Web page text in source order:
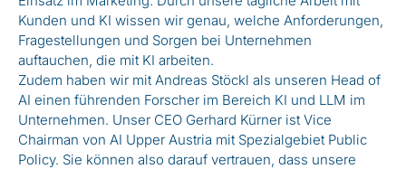
Kunden und KI wissen wir genau, welche Anforderungen,
Fragestellungen und Sorgen bei Unternehmen
auftauchen, die mit KI arbeiten.
Zudem haben wir mit Andreas Stöckl als unseren Head of
AI einen führenden Forscher im Bereich KI und LLM im
Unternehmen. Unser CEO Gerhard Kürner ist Vice
Chairman von AI Upper Austria mit Spezialgebiet Public
Policy. Sie können also darauf vertrauen, dass unsere